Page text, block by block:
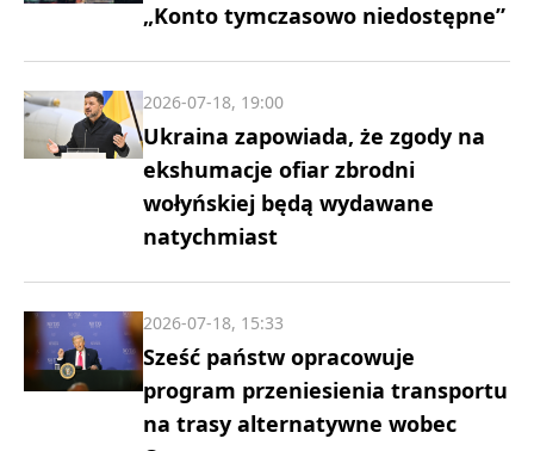
„Konto tymczasowo niedostępne”
Ukraina zapowiada, że zgody na
ekshumacje ofiar zbrodni
wołyńskiej będą wydawane
natychmiast
2026-07-18, 19:00
Sześć państw opracowuje
program przeniesienia transportu
na trasy alternatywne wobec
2026-07-18, 15:33